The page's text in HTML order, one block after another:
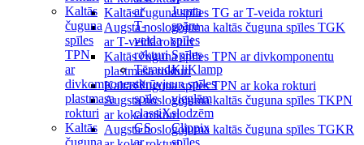
Kaltās
čuguna
spīles
TPN
ar
divkomponentu
plastmasa
rokturi
Kaltās
čuguna
ar
T-
veida
rokturi
Tērauda
skrūvju
spīle
classiX
GS
ar
Jumta
spāru
spīles
Spīles
KliKlamp
un spīles
vieglām
slodzēm
Clippix
spīles
Kaltās čuguna spīles TG ar T-veida rokturi
Augsta noslogojuma kaltās čuguna spīles TGK
ar T-veida rokturi
Kaltās čuguna spīles TPN ar divkomponentu
plastmasa rokturi
Kaltās čuguna spīles TPN ar koka rokturi
Augsta noslogojuma kaltās čuguna spīles TKPN
ar koka rokturi
Augsta noslogojuma kaltās čuguna spīles TGKR